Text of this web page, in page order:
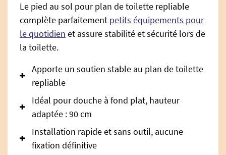
Le pied au sol pour plan de toilette repliable
complète parfaitement petits équipements pour
le quotidien et assure stabilité et sécurité lors de
la toilette.
Apporte un soutien stable au plan de toilette
repliable
Idéal pour douche à fond plat, hauteur
adaptée : 90 cm
Installation rapide et sans outil, aucune
fixation définitive